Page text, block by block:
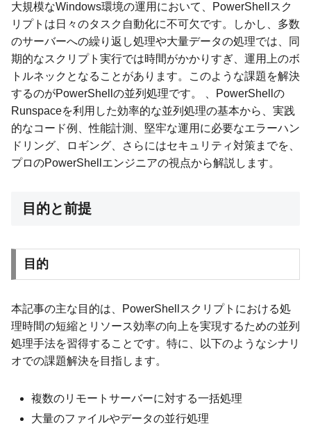
大規模なWindows環境の運用において、PowerShellスク
リプトは日々のタスク自動化に不可欠です。しかし、多数
のサーバーへの繰り返し処理や大量データの処理では、同
期的なスクリプト実行では時間がかかりすぎ、運用上のボ
トルネックとなることがあります。このような課題を解決
するのがPowerShellの並列処理です。 、PowerShellの
Runspaceを利用した効率的な並列処理の基本から、実践
的なコード例、性能計測、堅牢な運用に必要なエラーハン
ドリング、ロギング、さらにはセキュリティ対策までを、
プロのPowerShellエンジニアの視点から解説します。
目的と前提
目的
本記事の主な目的は、PowerShellスクリプトにおける処
理時間の短縮とリソース効率の向上を実現するための並列
処理手法を習得することです。特に、以下のようなシナリ
オでの課題解決を目指します。
複数のリモートサーバーに対する一括処理
大量のファイルやデータの並行処理